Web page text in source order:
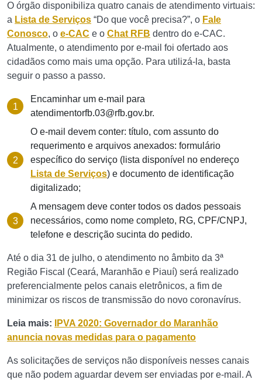
O órgão disponibiliza quatro canais de atendimento virtuais:
a Lista de Serviços “Do que você precisa?”, o Fale
Conosco, o e-CAC e o Chat RFB dentro do e-CAC.
Atualmente, o atendimento por e-mail foi ofertado aos
cidadãos como mais uma opção. Para utilizá-la, basta
seguir o passo a passo.
Encaminhar um e-mail para
atendimentorfb.03@rfb.gov.br.
O e-mail devem conter: título, com assunto do
requerimento e arquivos anexados: formulário
específico do serviço (lista disponível no endereço
Lista de Serviços) e documento de identificação
digitalizado;
A mensagem deve conter todos os dados pessoais
necessários, como nome completo, RG, CPF/CNPJ,
telefone e descrição sucinta do pedido.
Até o dia 31 de julho, o atendimento no âmbito da 3ª
Região Fiscal (Ceará, Maranhão e Piauí) será realizado
preferencialmente pelos canais eletrônicos, a fim de
minimizar os riscos de transmissão do novo coronavírus.
Leia mais:
IPVA 2020: Governador do Maranhão
anuncia novas medidas para o pagamento
As solicitações de serviços não disponíveis nesses canais
que não podem aguardar devem ser enviadas por e-mail. A